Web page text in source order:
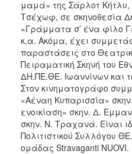
μαμά» της Σάρλοτ
Τσέχωφ, σε σκηνοθεσία
«Γράμματα σ’ ένα φίλο
κ.α. Ακόμα, έχει
παραστάσεις στο
Πειραματική Σκηνή του
ΔΗ.ΠΕ.ΘΕ. Ιωαννίνων και
Στον κινηματογράφο
«Αέναη Κυπαρισσία»
ενοικίαση» σκην. Δ.
σκην. Ν. Τραχανά. Είναι
Πολιτιστικού Συλλόγου
ομάδας Stravaganti NUOVI.